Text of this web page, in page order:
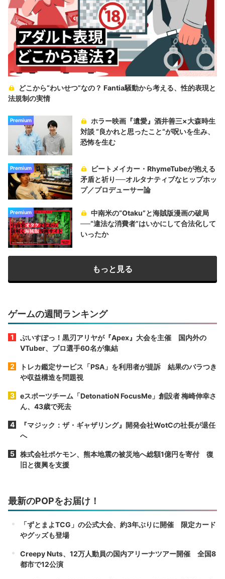
どこから“わいせつ”なの？ Fantia騒動から考える、性的表現と
法規制の実情
Premium
ホラー映画『遺愛』酒井善三×大森時生
対談 “良かれと思ったこと“が呪いを生み、
恐怖を生む
Premium
ビートメイカー・RhymeTubeが抱える
矛盾と祈り──オルタナティブなヒップホッ
プ／プロデューサー論
Premium
中南米の“Otaku”と海賊版漫画の破局
──“違法な消費者”はいかにして合法化して
いったか
もっと見る
ゲームの週間ランキング
ぶいすぽっ！黒刃アリヤが『Apex』大会を主催 国内外の
VTuber、プロ選手60名が集結
トレカ鑑定サービス「PSA」を利用者が提訴 結果のバラつき
や収益構造を問題視
eスポーツチーム「DetonatioN FocusMe」創設者 梅崎伸幸さ
ん、43歳で死去
『マジック：ザ・ギャザリング』開発会社WotCの社長が退任
へ
株式会社ポケモン、熊本地震の被災地へ総額1億円を寄付 復
旧と復興を支援
最新のPOPをお届け！
「ずとまよTCG」の公式大会、約3年ぶりに開催 限定カード
やグッズも登場
Creepy Nuts、12万人動員の国内アリーナツアー開催 全国8
都市で12公演